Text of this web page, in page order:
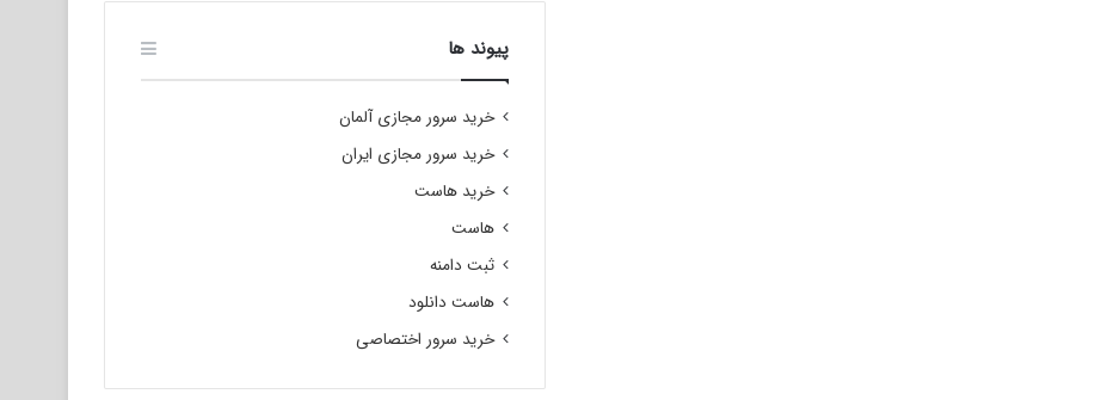
پیوند ها
خرید سرور مجازی آلمان
خرید سرور مجازی ایران
خرید هاست
هاست
ثبت دامنه
هاست دانلود
خرید سرور اختصاصی